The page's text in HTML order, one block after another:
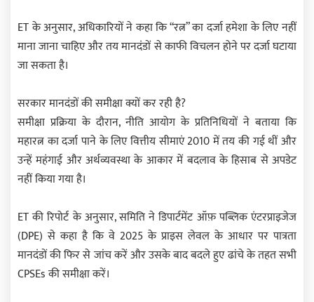
ET के अनुसार, अधिकारियों ने कहा कि “रत्न” का दर्जा हमेशा के लिए नहीं
माना जाना चाहिए और तय मानदंडों से काफी विचलन होने पर दर्जा घटाया
जा सकता है।
सरकार मानदंडों की समीक्षा क्यों कर रही है?
समीक्षा प्रक्रिया के दौरान, नीति आयोग के प्रतिनिधियों ने बताया कि
महारत्न का दर्जा पाने के लिए वित्तीय सीमाएं 2010 में तय की गई थीं और
उन्हें महंगाई और अर्थव्यवस्था के आकार में बदलाव के हिसाब से अपडेट
नहीं किया गया है।
ET की रिपोर्ट के अनुसार, समिति ने डिपार्टमेंट ऑफ़ पब्लिक एंटरप्राइजेज
(DPE) से कहा है कि वे 2025 के प्राइस लेवल के आधार पर पात्रता
मानदंडों की फिर से जांच करें और उसके बाद बदले हुए ढांचे के तहत सभी
CPSEs की समीक्षा करें।